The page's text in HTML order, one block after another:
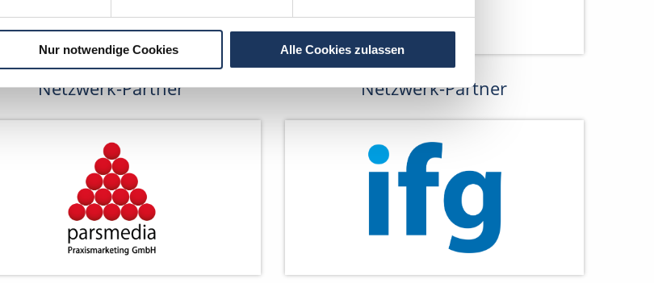
Nur notwendige Cookies Alle Cookies zulassen
Netzwerk-Partner Netzwerk-Partner